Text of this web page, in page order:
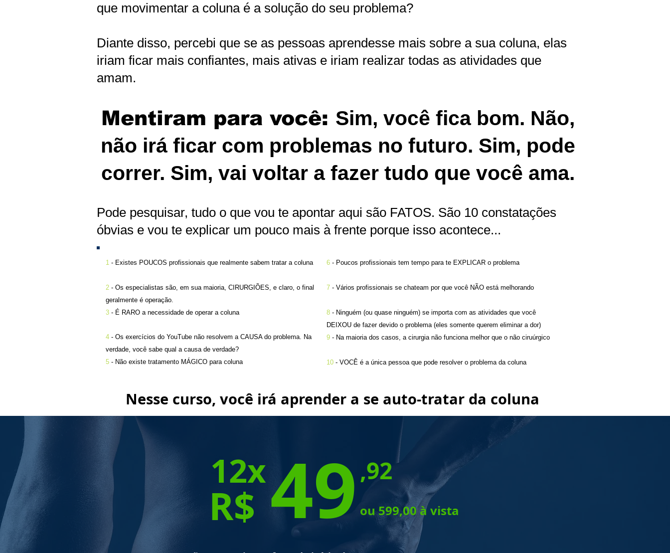
que movimentar a coluna é a solução do seu problema?
Diante disso, percebi que se as pessoas aprendesse mais sobre a sua coluna, elas
iriam ficar mais confiantes, mais ativas e iriam realizar todas as atividades que
amam.
Mentiram para você: Sim, você fica bom. Não,
não irá ficar com problemas no futuro. Sim, pode
correr. Sim, vai voltar a fazer tudo que você ama.
Pode pesquisar, tudo o que vou te apontar aqui são FATOS. São 10 constatações
óbvias e vou te explicar um pouco mais à frente porque isso acontece...
1 - Existes POUCOS profissionais que realmente sabem tratar a coluna
2 - Os especialistas são, em sua maioria, CIRURGIÕES, e claro, o final
geralmente é operação.
3 - É RARO a necessidade de operar a coluna
4 - Os exercícios do YouTube não resolvem a CAUSA do problema. Na
verdade, você sabe qual a causa de verdade?
5 - Não existe tratamento MÁGICO para coluna
6 - Poucos profissionais tem tempo para te EXPLICAR o problema
7 - Vários profissionais se chateam por que você NÃO está melhorando
8 - Ninguém (ou quase ninguém) se importa com as atividades que você
DEIXOU de fazer devido o problema (eles somente querem eliminar a dor)
9 - Na maioria dos casos, a cirurgia não funciona melhor que o não ciruúrgico
10 - VOCÊ é a única pessoa que pode resolver o problema da coluna
Nesse curso, você irá aprender a se auto-tratar da coluna
12x
R$ 49 ,92
ou 599,00 à vista